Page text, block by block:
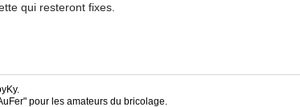
qui resteront fixes.
pour les amateurs du bricolage.